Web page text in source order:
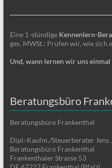
Eine 1-stündige Kennenlern-
ges. MWSt.: Prüfen wir, wie sich
Und, wann lernen wir uns einmal
Beratungsbüro
Beratungsbüro Frankenthal
Dipl.-Kaufm./Steuerberater Jens
Beratungsbüro Frankenthal
Frankenthaler Strasse 53